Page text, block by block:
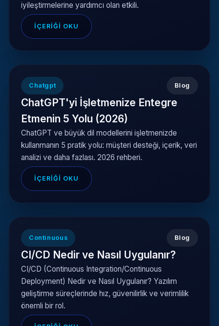
iyileştirmelerine yardımcı olan etkili.
İÇERIĞI OKU
Chatgpt Blog
ChatGPT'yi İşletmenize Entegre
Etmenin 5 Yolu (2026)
ChatGPT ve büyük dil modellerini işletmenizde
kullanmanın 5 pratik yolu: müşteri desteği, içerik, veri
analizi ve daha fazlası. 2026 rehberi.
İÇERIĞI OKU
Continuous Blog
CI/CD Nedir ve Nasıl Uygulanır?
CI/CD (Continuous Integration/Continuous
Deployment) Nedir ve Nasıl Uygulanır? Yazılım
geliştirme süreçlerinde hız, güvenilirlik ve verimlilik
önemli bir rol.